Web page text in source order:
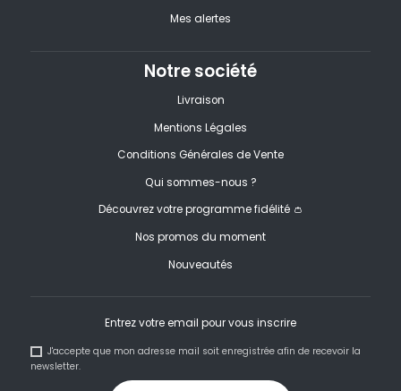
Mes alertes
Notre société
Livraison
Mentions Légales
Conditions Générales de Vente
Qui sommes-nous ?
Découvrez votre programme fidélité 👛
Nos promos du moment
Nouveautés
Entrez votre email pour vous inscrire
J'accepte que mon adresse mail soit enregistrée afin de recevoir la
newsletter.